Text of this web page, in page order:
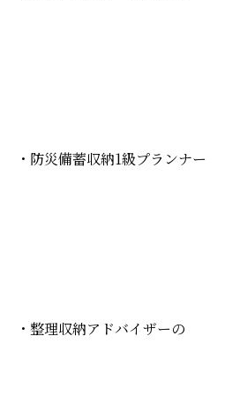
・防災備蓄収納1級プランナー
・整理収納アドバイザーの